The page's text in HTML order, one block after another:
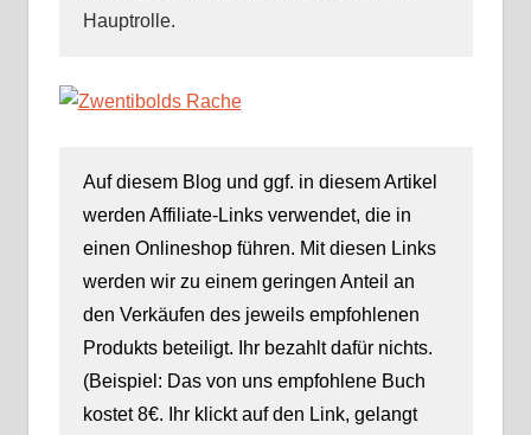
Hauptrolle.
Auf diesem Blog und ggf. in diesem Artikel
werden Affiliate-Links verwendet, die in
einen Onlineshop führen. Mit diesen Links
werden wir zu einem geringen Anteil an
den Verkäufen des jeweils empfohlenen
Produkts beteiligt. Ihr bezahlt dafür nichts.
(Beispiel: Das von uns empfohlene Buch
kostet 8€. Ihr klickt auf den Link, gelangt